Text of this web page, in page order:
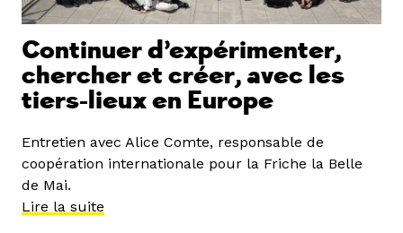
Continuer d’expérimenter,
chercher et créer, avec les
tiers-lieux en Europe
Entretien avec Alice Comte, responsable de
coopération internationale pour la Friche la Belle
de Mai.
Lire la suite